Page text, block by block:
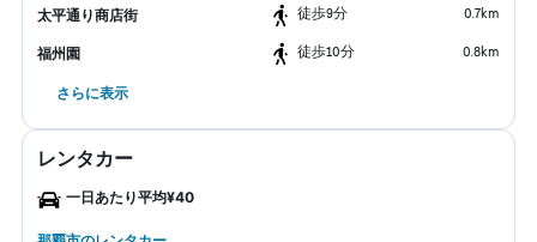
太平通り商店街 ​徒歩9分 0.7km
福州園 ​徒歩10分 0.8km
さらに表示
レンタカー
一日あたり平均¥40